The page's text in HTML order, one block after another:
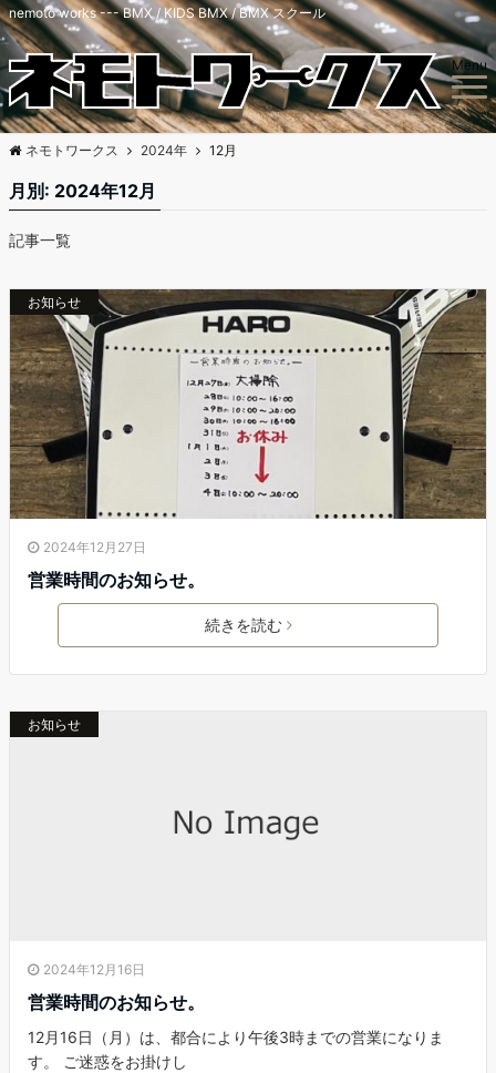
nemoto works --- BMX / KIDS BMX / BMX スクール
Menu
ネモトワークス 2024年 12月
月別: 2024年12月
記事一覧
お知らせ
2024年12月27日
営業時間のお知らせ。
続きを読む
お知らせ
2024年12月16日
営業時間のお知らせ。
12月16日（月）は、都合により午後3時までの営業になりま
す。 ご迷惑をお掛けし